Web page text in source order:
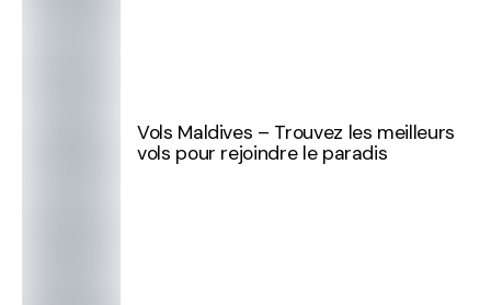
Vols Maldives – Trouvez les meilleurs
vols pour rejoindre le paradis